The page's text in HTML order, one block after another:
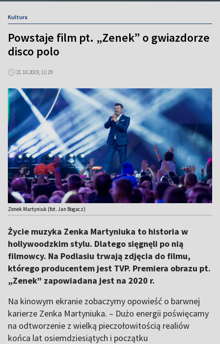
Kultura
Powstaje film pt. „Zenek” o gwiazdorze
disco polo
21.10.2019, 11:29
Zenek Martyniuk (fot. Jan Bogacz)
Życie muzyka Zenka Martyniuka to historia w
hollywoodzkim stylu. Dlatego sięgnęli po nią
filmowcy. Na Podlasiu trwają zdjęcia do filmu,
którego producentem jest TVP. Premiera obrazu pt.
„Zenek” zapowiadana jest na 2020 r.
Na kinowym ekranie zobaczymy opowieść o barwnej
karierze Zenka Martyniuka. – Dużo energii poświęcamy
na odtworzenie z wielką pieczołowitością realiów
końca lat osiemdziesiątych i początku